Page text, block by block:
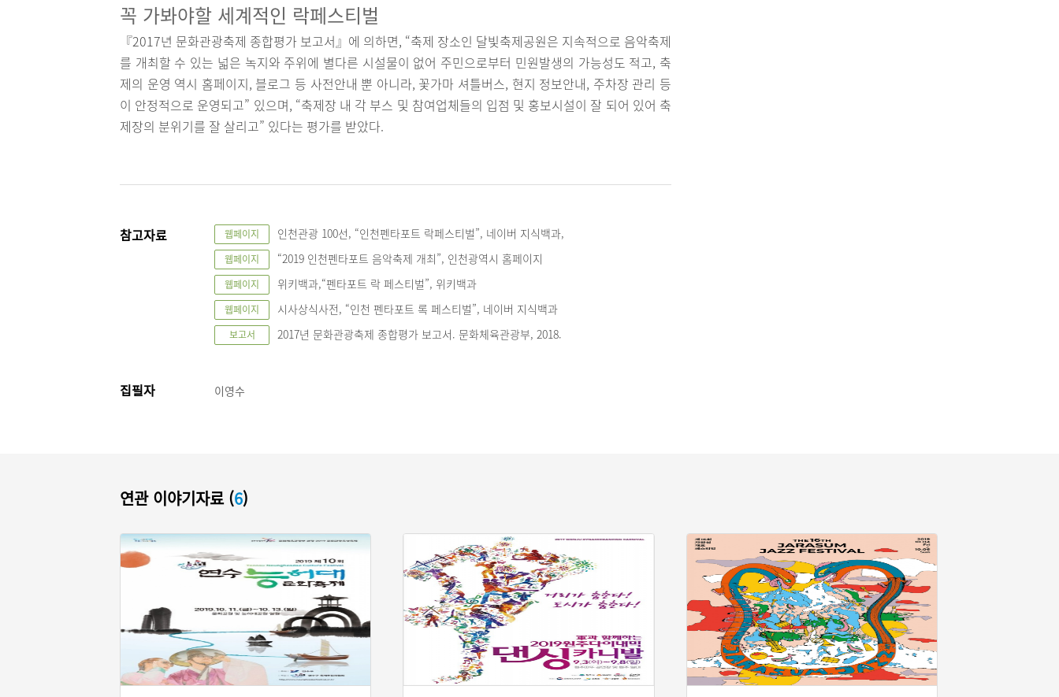
꼭 가봐야할 세계적인 락페스티벌
『2017년 문화관광축제 종합평가 보고서』에 의하면, “축제 장소인 달빛축제공원은 지속적으로 음악축제
를 개최할 수 있는 넓은 녹지와 주위에 별다른 시설물이 없어 주민으로부터 민원발생의 가능성도 적고, 축
제의 운영 역시 홈페이지, 블로그 등 사전안내 뿐 아니라, 꽃가마 셔틀버스, 현지 정보안내, 주차장 관리 등
이 안정적으로 운영되고” 있으며, “축제장 내 각 부스 및 참여업체들의 입점 및 홍보시설이 잘 되어 있어 축
제장의 분위기를 잘 살리고” 있다는 평가를 받았다.
참고자료 웹페이지 인천관광 100선, “인천펜타포트 락페스티벌”, 네이버 지식백과,
웹페이지 “2019 인천펜타포트 음악축제 개최”, 인천광역시 홈페이지
웹페이지 위키백과,“펜타포트 락 페스티벌”, 위키백과
웹페이지 시사상식사전, “인천 펜타포트 록 페스티벌”, 네이버 지식백과
보고서 2017년 문화관광축제 종합평가 보고서. 문화체육관광부, 2018.
집필자 이영수
연관 이야기자료 (6)